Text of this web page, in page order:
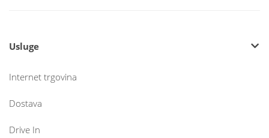
Usluge
Internet trgovina
Dostava
Drive In